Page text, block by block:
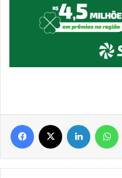
Facebook Linkedin